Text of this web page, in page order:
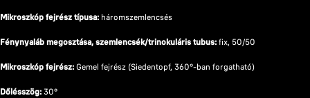
Mikroszkóp fejrész típusa: háromszemlencsés
Fénynyaláb megosztása, szemlencsék/trinokuláris tubus: fix, 50/50
Mikroszkóp fejrész: Gemel fejrész (Siedentopf, 360°-ban forgatható)
Dőlésszög: 30°